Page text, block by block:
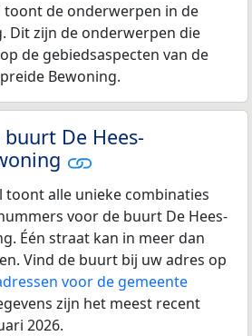
toont de onderwerpen in de
Dit zijn de onderwerpen die
de gebiedsaspecten van de
Bewoning.
De Hees-
toont alle unieke combinaties
voor de buurt De Hees-
Één straat kan in meer dan
Vind de buurt bij uw adres op
voor de gemeente
zijn het meest recent
2026.